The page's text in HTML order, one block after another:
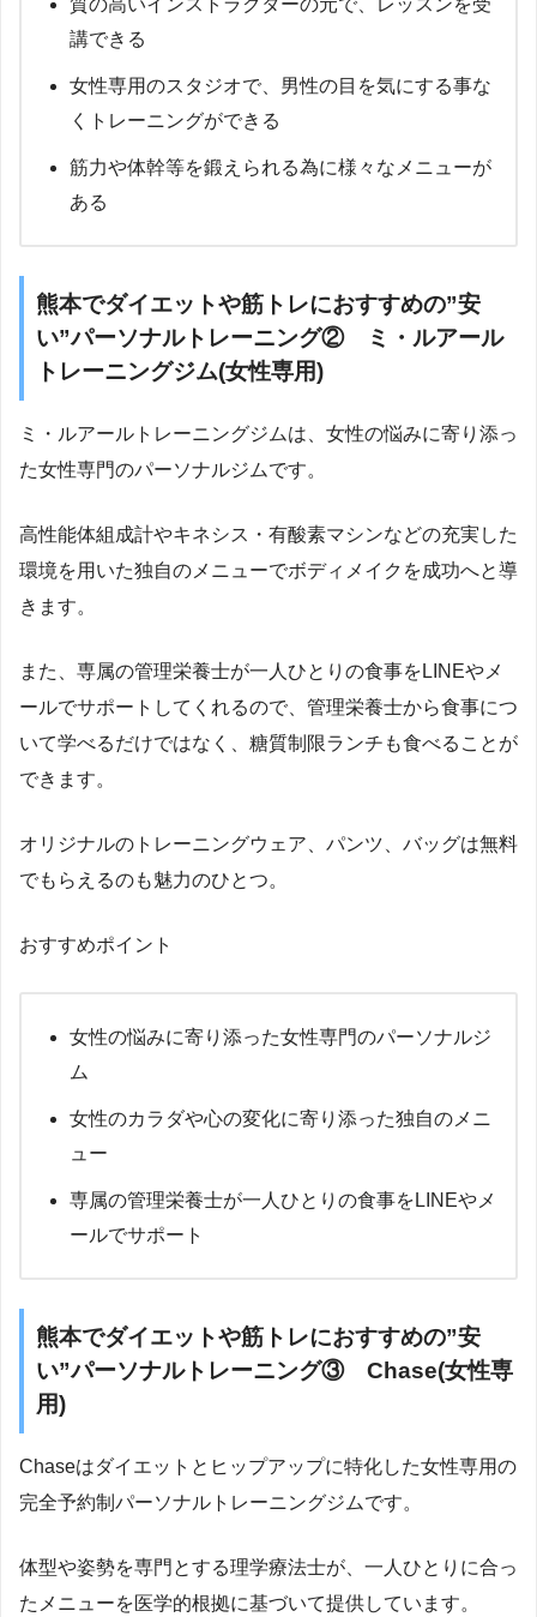
講できる
女性専用のスタジオで、男性の目を気にする事な
くトレーニングができる
筋力や体幹等を鍛えられる為に様々なメニューが
ある
熊本でダイエットや筋トレにおすすめの”安
い”パーソナルトレーニング② ミ・ルアール
トレーニングジム(女性専用)
ミ・ルアールトレーニングジムは、女性の悩みに寄り添っ
た女性専門のパーソナルジムです。
高性能体組成計やキネシス・有酸素マシンなどの充実した
環境を用いた独自のメニューでボディメイクを成功へと導
きます。
また、専属の管理栄養士が一人ひとりの食事をLINEやメ
ールでサポートしてくれるので、管理栄養士から食事につ
いて学べるだけではなく、糖質制限ランチも食べることが
できます。
オリジナルのトレーニングウェア、パンツ、バッグは無料
でもらえるのも魅力のひとつ。
おすすめポイント
女性の悩みに寄り添った女性専門のパーソナルジ
ム
女性のカラダや心の変化に寄り添った独自のメニ
ュー
専属の管理栄養士が一人ひとりの食事をLINEやメ
ールでサポート
熊本でダイエットや筋トレにおすすめの”安
い”パーソナルトレーニング③ Chase(女性専
用)
Chaseはダイエットとヒップアップに特化した女性専用の
完全予約制パーソナルトレーニングジムです。
体型や姿勢を専門とする理学療法士が、一人ひとりに合っ
たメニューを医学的根拠に基づいて提供しています。